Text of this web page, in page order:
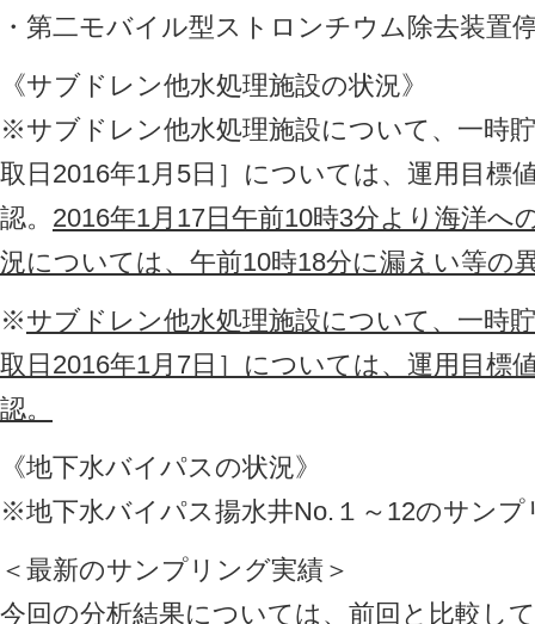
・第二モバイル型ストロンチウム除去装置
《サブドレン他水処理施設の状況》
※サブドレン他水処理施設について、一時
取日2016年1月5日］については、運用目標
認。 2016年1月17日午前10時3分より海洋へ
況については、午前10時18分に漏えい等の
※サブドレン他水処理施設について、一時
取日2016年1月7日］については、運用目標
認。
《地下水バイパスの状況》
※地下水バイパス揚水井No.１～12のサンプ
＜最新のサンプリング実績＞
今回の分析結果については、前回と比較し